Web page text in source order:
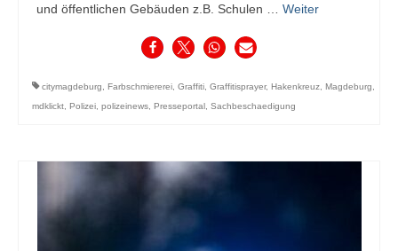
und öffentlichen Gebäuden z.B. Schulen … Weiter
citymagdeburg, Farbschmiererei, Graffiti, Graffitisprayer, Hakenkreuz, Magdeburg,
mdklickt, Polizei, polizeinews, Presseportal , Sachbeschaedigung